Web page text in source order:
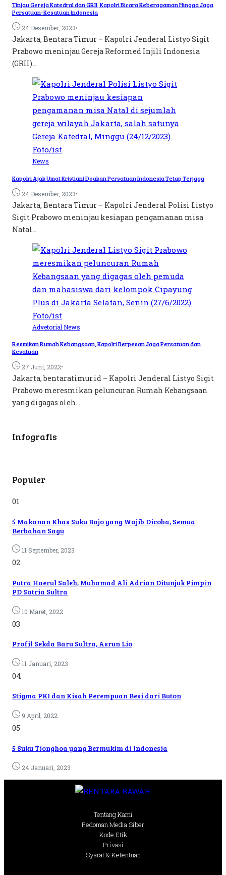
Tinjau Gereja Katedral dan GRII, Kapolri Bicara Keberagaman Hingga Jaga
Persatuan-Kesatuan Indonesia
24 Desember, 2023•
Jakarta, Bentara Timur – Kapolri Jenderal Listyo Sigit
Prabowo meninjau Gereja Reformed Injili Indonesia
(GRII)...
News
Kapolri Ajak Umat Kristiani Doakan Persatuan Indonesia Tetap Terjaga
24 Desember, 2023•
Jakarta, Bentara Timur – Kapolri Jenderal Polisi Listyo
Sigit Prabowo meninjau kesiapan pengamanan misa
Natal...
Advetorial News
Resmikan Rumah Kebangsaan, Kapolri Berpesan Jaga Persatuan dan
Kesatuan
27 Juni, 2022•
Jakarta, bentaratimur.id – Kapolri Jenderal Listyo Sigit
Prabowo meresmikan peluncuran Rumah Kebangsaan
yang digagas oleh...
Infografis
Populer
01
5 Makanan Khas Suku Bajo yang Wajib Dicoba, Semua
Berbahan Sagu
11 September, 2023
02
Putra Haerul Saleh, Muhamad Ali Adrian Ditunjuk Pimpin
PD Satria Sultra
10 Maret, 2022
03
Profil Sekda Baru Sultra, Asrun Lio
11 Januari, 2023
04
Stigma PKI dan Kisah Perempuan Besi dari Buton
9 April, 2022
05
5 Suku Tionghoa yang Bermukim di Indonesia
24 Januari, 2023
Tentang Kami
Pedoman Media Siber
Kode Etik
Privasi
Syarat & Ketentuan